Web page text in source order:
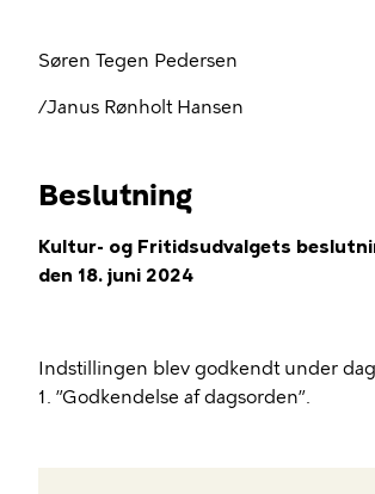
Søren Tegen Pedersen
/Janus Rønholt Hansen
Beslutning
Kultur- og Fritidsudvalgets
den 18. juni 2024
Indstillingen blev godkendt under
1. ”Godkendelse af dagsorden”.